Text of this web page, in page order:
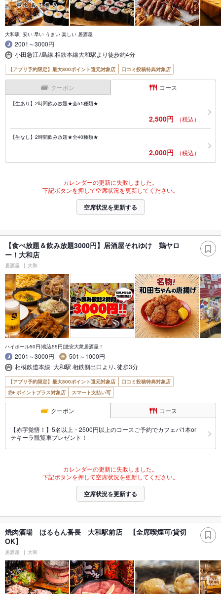
大和駅 安い 早い うまい 楽しい 居酒屋
2001～3000円
小田急江ﾉ島線,相鉄本線大和駅より徒歩約4分
【アプリ予約限定】最大800ポイント還元対象店 口コミ投稿特典対象店
クーポン コース
【生あり】2時間飲み放題★全51種類★
2,500円 （税込）
【生なし】2時間飲み放題★全40種類★
2,000円 （税込）
カレンダーの更新に失敗しました。
下記ボタンを押して空席状況を更新してください。
空席状況を更新する
【食べ放題＆飲み放題3000円】居酒屋それゆけ 鶏ヤロ
ー！大和店
居酒屋 大和
ハイボール50円(税込55円)激安大衆居酒屋！
2001～3000円
501～1000円
相模鉄道本線･大和駅 相鉄側出口より､徒歩3分
【アプリ予約限定】最大800ポイント還元対象店
口コミ投稿特典対象店
ポイントプラス対象店
スマート支払い可
クーポン コース
【赤字覚悟！】5名以上・2500円以上のコースご予約でカフェパ1本or
テキーラ観覧車プレゼント！
カレンダーの更新に失敗しました。
下記ボタンを押して空席状況を更新してください。
空席状況を更新する
焼肉酒場 ほるもん番長 大和駅前店 【全席喫煙可/貸切
OK】
居酒屋 大和